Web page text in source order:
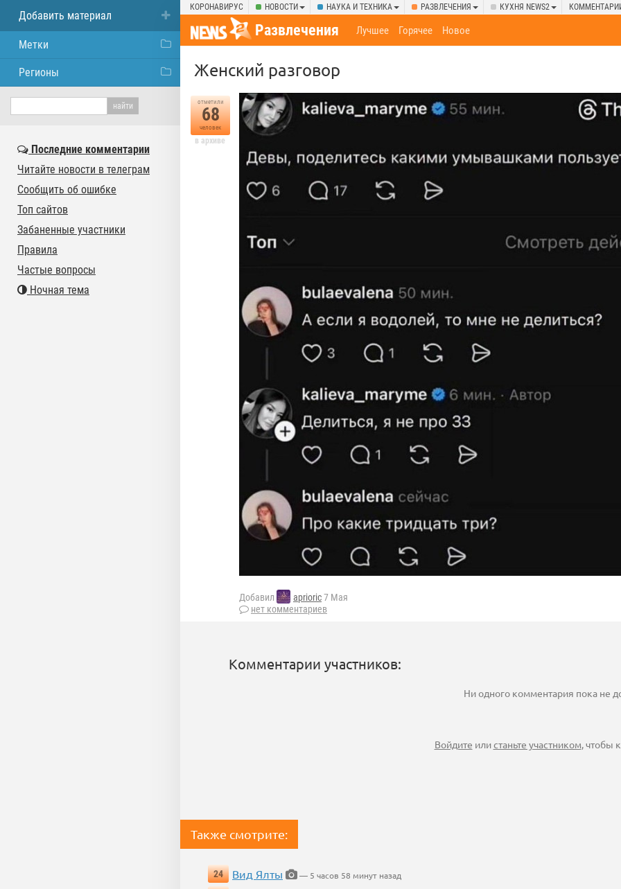
КОРОНАВИРУС НОВОСТИ НАУКА И ТЕХНИКА РАЗВЛЕЧЕНИЯ КУХНЯ NEWS2
Развлечения Лучшее Горячее Новое
Женский разговор
отметили
68
человек
в архиве
Добавил aprioric7 Мая
нет комментариев
Комментарии участников:
Ни одного комментария пока не
Войдите илистаньте участником, чтобы
Также смотрите:
24 Вид Ялты
— 5 часов 58 минут назад
Добавить материал
Метки
Регионы
Последние комментарии
Читайте новости в телеграм
Сообщить об ошибке
Топ сайтов
Забаненные участники
Правила
Частые вопросы
Ночная тема